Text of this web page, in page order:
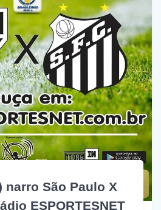
narro São Paulo X
ESPORTESNET